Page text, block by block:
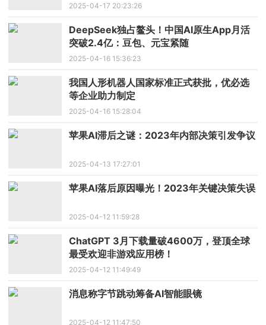
2025-04-17 20:23:26
DeepSeek独占鳌头！中国AI原生App月活
突破2.4亿：豆包、元宝紧随
2025-04-16 15:36:23
我国人形机器人国家标准正式获批，优必选
等企业助力制定
2025-04-16 15:28:04
苹果AI滞后之谜：2023年内部决策引发争议
2025-04-13 17:27:01
苹果AI落后原因曝光！2023年关键决策失误
2025-04-12 11:59:28
ChatGPT 3月下载量破4600万，登顶全球
最受欢迎非游戏应用榜！
2025-04-12 11:49:49
消息称字节跳动筹备AI智能眼镜
2025-04-12 11:47:50